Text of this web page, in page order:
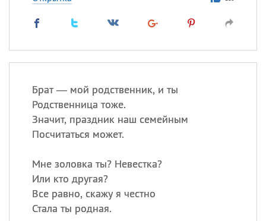
Брат — мой родственник, и ты
Родственница тоже.
Значит, праздник наш семейным
Посчитаться может.
Мне золовка ты? Невестка?
Или кто другая?
Все равно, скажу я честно
Стала ты родная.